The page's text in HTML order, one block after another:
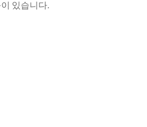
이 있습니다.